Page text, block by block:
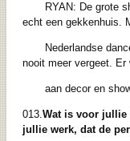
RYAN: De grote
echt een gekkenhuis.
Nederlandse
nooit meer vergeet.
aan decor en show.
013. Wat is voor jullie
jullie werk, dat de